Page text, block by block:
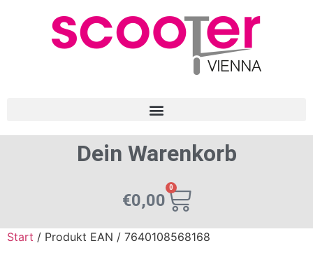
Dein Warenkorb
€0,00
0
Start / Produkt EAN / 7640108568168